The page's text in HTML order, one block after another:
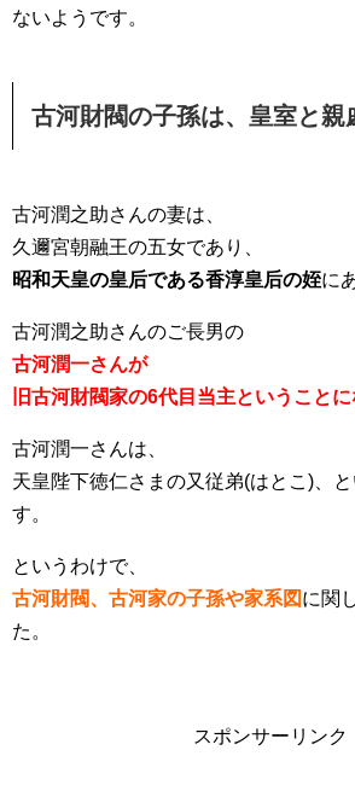
ないようです。
古河財閥の子孫は、皇室と親
古河潤之助さんの妻は、
久邇宮朝融王の五女であり、
昭和天皇の皇后である香淳皇后の姪に
古河潤之助さんのご長男の
古河潤一さんが
旧古河財閥家の6代目当主ということに
古河潤一さんは、
天皇陛下徳仁さまの又従弟(はとこ)、
す。
というわけで、
古河財閥、古河家の子孫や家系図 に関
た。
スポンサーリンク